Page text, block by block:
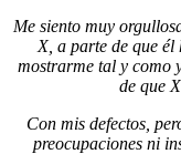
Me siento muy
X, a parte de que él
mostrarme tal y como
de que
Con mis defectos,
preocupaciones ni